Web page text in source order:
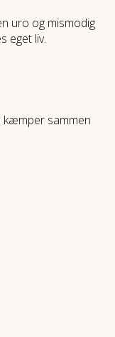
uro og mismodig
eget liv.
kæmper sammen